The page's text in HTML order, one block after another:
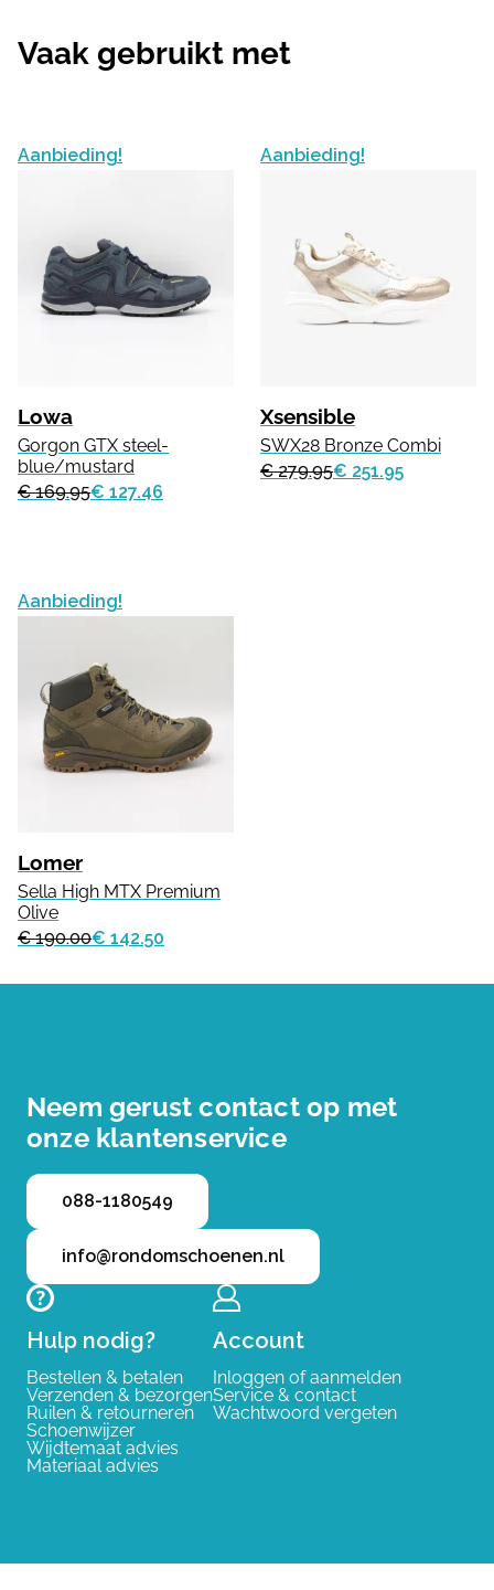
Vaak gebruikt met
Aanbieding!
Lowa
Gorgon GTX steel-
blue/mustard
€ 169.95€ 127.46
Aanbieding!
Xsensible
SWX28 Bronze Combi
€ 279.95€ 251.95
Aanbieding!
Lomer
Sella High MTX Premium
Olive
€ 190.00€ 142.50
Neem gerust contact op met
onze klantenservice
088-1180549
info@rondomschoenen.nl
Hulp nodig?
Bestellen & betalen
Verzenden & bezorgen
Ruilen & retourneren
Schoenwijzer
Wijdtemaat advies
Materiaal advies
Account
Inloggen of aanmelden
Service & contact
Wachtwoord vergeten